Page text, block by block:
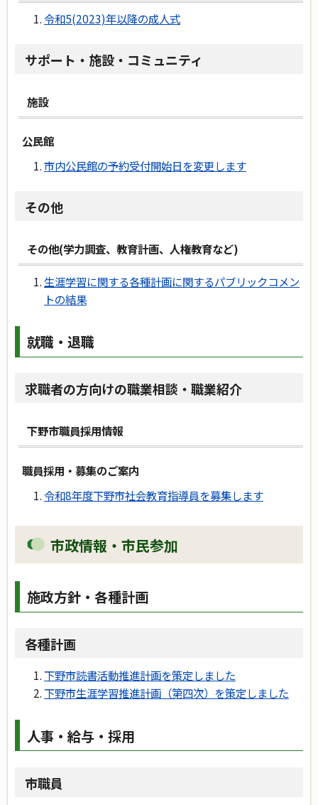
令和5(2023)年以降の成人式
サポート・施設・コミュニティ
施設
公民館
市内公民館の予約受付開始日を変更します
その他
その他(学力調査、教育計画、人権教育など)
生涯学習に関する各種計画に関するパブリックコメン
トの結果
就職・退職
求職者の方向けの職業相談・職業紹介
下野市職員採用情報
職員採用・募集のご案内
令和8年度下野市社会教育指導員を募集します
市政情報・市民参加
施政方針・各種計画
各種計画
下野市読書活動推進計画を策定しました
下野市生涯学習推進計画（第四次）を策定しました
人事・給与・採用
市職員